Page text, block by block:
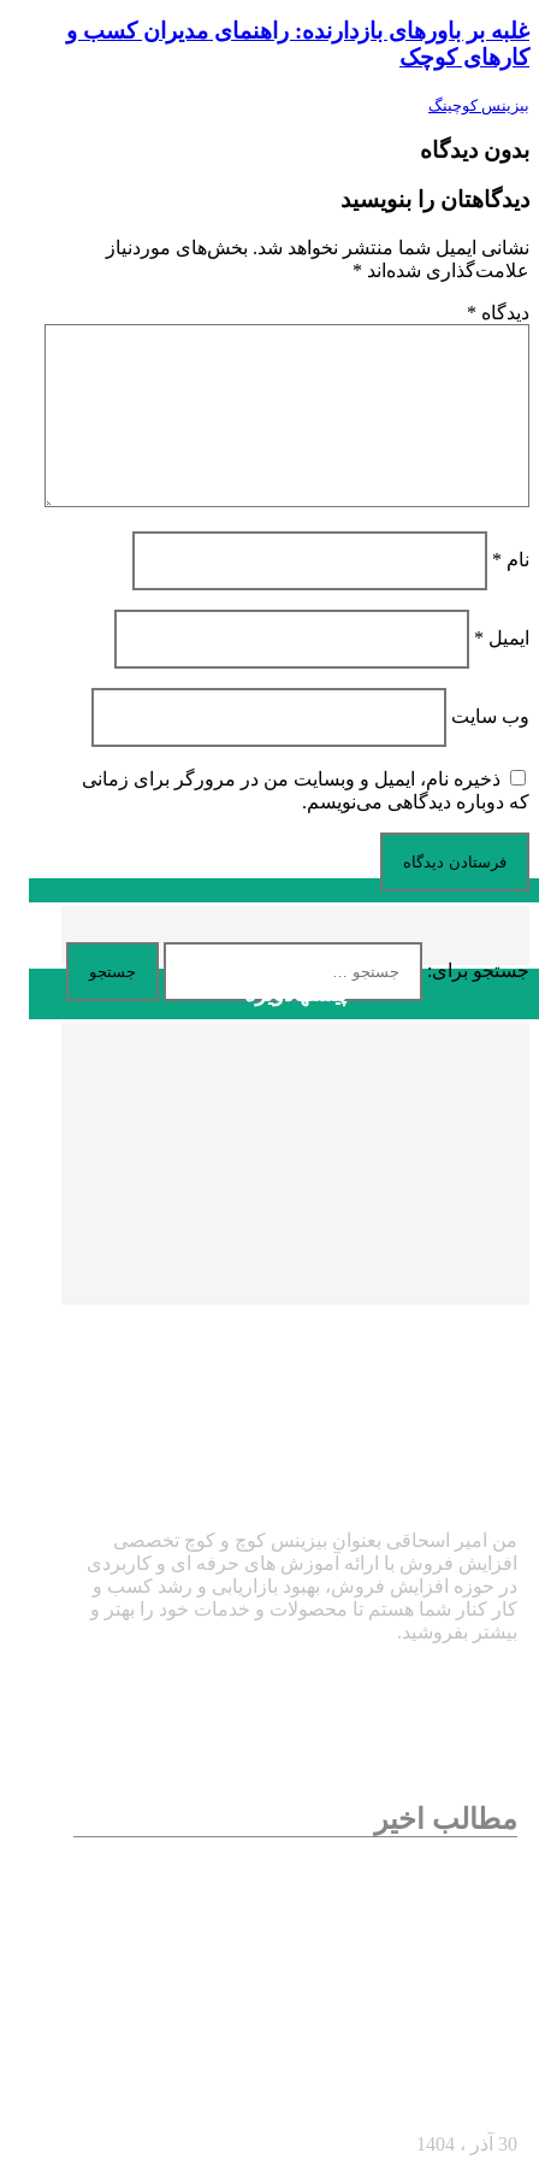
غلبه بر باورهای بازدارنده: راهنمای مدیران کسب و
کارهای کوچک
بیزینس کوچینگ
بدون دیدگاه
دیدگاهتان را بنویسید
نشانی ایمیل شما منتشر نخواهد شد. بخش‌های موردنیاز
علامت‌گذاری شده‌اند *
دیدگاه *
نام *
ایمیل *
وب‌ سایت
ذخیره نام، ایمیل و وبسایت من در مرورگر برای زمانی
که دوباره دیدگاهی می‌نویسم.
جستجو برای:
پیشنهادویژه
من امیر اسحاقی بعنوان بیزینس کوچ و کوچ تخصصی
افزایش فروش با ارائه آموزش های حرفه ای و کاربردی
در حوزه افزایش فروش، بهبود بازاریابی و رشد کسب و
کار کنار شما هستم تا محصولات و خدمات خود را بهتر و
بیشتر بفروشید.
مطالب اخیر
30 آذر ، 1404